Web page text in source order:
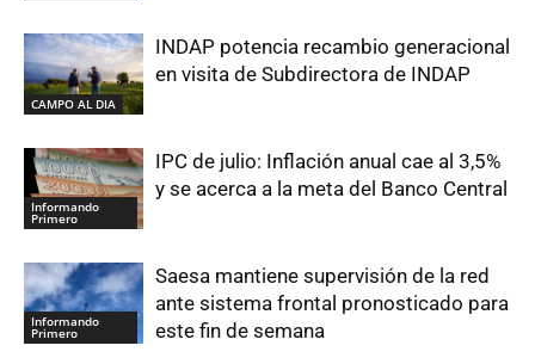
CAMPO AL DIA
INDAP potencia recambio generacional
en visita de Subdirectora de INDAP
Informando
Primero
IPC de julio: Inflación anual cae al 3,5%
y se acerca a la meta del Banco Central
Informando
Primero
Saesa mantiene supervisión de la red
ante sistema frontal pronosticado para
este fin de semana